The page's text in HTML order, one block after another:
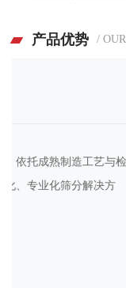
产品优势 /
产品通过
企业标准，以